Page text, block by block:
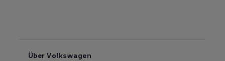
Über Volkswagen